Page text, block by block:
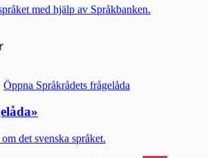
med hjälp av Språkbanken.
Öppna Språkrådets frågelåda
»
det svenska språket.